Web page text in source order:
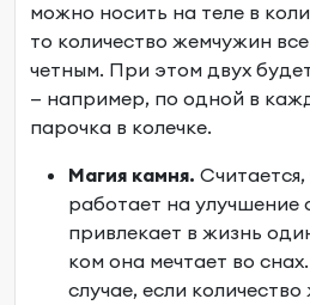
можно носить на теле в
то количество жемчужин
четным. При этом двух
— например, по одной в
парочка в колечке.
Магия камня.
работает на улучшение
привлекает в жизнь
ком она мечтает во
случае, если